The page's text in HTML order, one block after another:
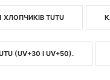
TUTU
(UV+30 І UV+50).